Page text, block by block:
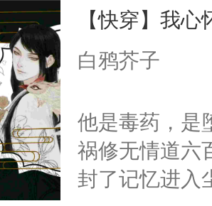
风景云：朕
儿子。风景云
云：说的好像
知道多乖！魔
云：有本事你
后。风景云
【快穿】我心
白鸦芥子
他是毒药，是
祸修无情道六
封了记忆进入